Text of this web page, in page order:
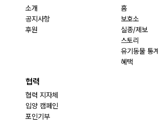
소개
공지사항
후원
홈
보호소
실종/제보
스토리
유기동물 통계
혜택
협력
협력 지자체
입양 캠페인
포인기부